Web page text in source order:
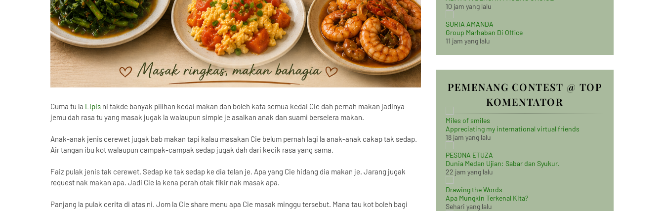
Cuma tu la Lipis ni takde banyak pilihan kedai makan dan boleh kata semua kedai Cie dah pernah makan jadinya
jemu dah rasa tu yang masak jugak la walaupun simple je asalkan anak dan suami berselera makan.
Anak-anak jenis cerewet jugak bab makan tapi kalau masakan Cie belum pernah lagi la anak-anak cakap tak sedap.
Air tangan ibu kot walaupun campak-campak sedap jugak dah dari kecik rasa yang sama.
Faiz pulak jenis tak cerewet. Sedap ke tak sedap ke dia telan je. Apa yang Cie hidang dia makan je. Jarang jugak
request nak makan apa. Jadi Cie la kena perah otak fikir nak masak apa.
Panjang la pulak cerita di atas ni. Jom la Cie share menu apa Cie masak minggu tersebut. Mana tau kot boleh bagi
10 jam yang lalu
SURIA AMANDA
Group Marhaban Di Office
11 jam yang lalu
PEMENANG CONTEST @ TOP
KOMENTATOR
Miles of smiles
Appreciating my international virtual friends
18 jam yang lalu
PESONA ETUZA
Dunia Medan Ujian: Sabar dan Syukur.
22 jam yang lalu
Drawing the Words
Apa Mungkin Terkenal Kita?
Sehari yang lalu